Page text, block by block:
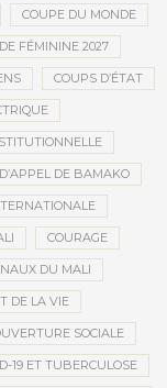
COUPE DU MONDE
FÉMININE 2027
COUPS D’ÉTAT
DE BAMAKO
COURAGE
DU MALI
DE LA VIE
SOCIALE
19 ET TUBERCULOSE